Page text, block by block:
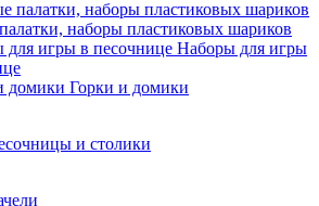
наборы пластиковых шариков
Наборы для игры
Горки и домики
и столики